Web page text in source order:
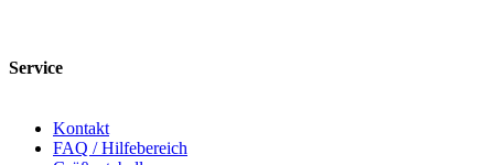
Service
Kontakt
FAQ / Hilfebereich